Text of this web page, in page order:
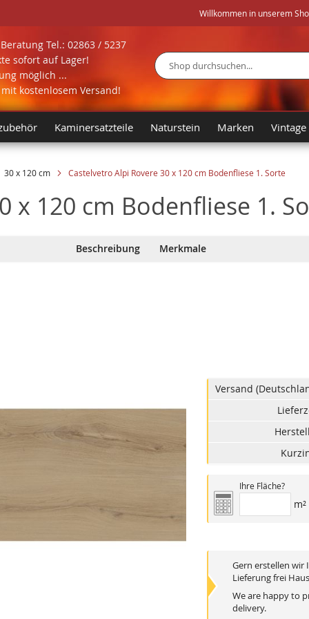
Willkommen in unserem
Tel.: 02863 / 5237
sofort auf Lager!
möglich ...
kostenlosem Versand!
Suche
Kaminersatzteile Naturstein Marken Vintage
30 x 120 cm Castelvetro Alpi Rovere 30 x 120 cm Bodenfliese 1. Sorte
x 120 cm Bodenfliese 1.
Beschreibung Merkmale
Versand
Ihre Fläche?
m²
Gern erstellen wir
Lieferung frei
We are happy to
delivery.